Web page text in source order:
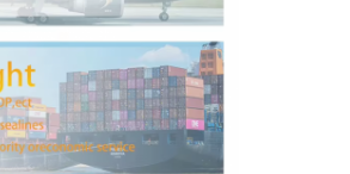
หว่างประเทศ